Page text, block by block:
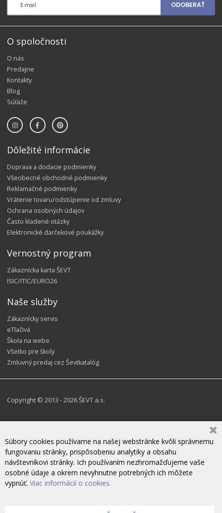
ODOBERAŤ
O spoločnosti
O nás
Predajne
Kontakty
Blog
Súťaže
Dôležité informácie
Doprava a dodacie podmienky
Všeobecné obchodné podmienky
Reklamačné podmienky
Vrátenie tovaru/odstúpenie od zmluvy
Ochrana osobných údajov
Často kladené otázky
Elektronické darčekové poukážky
Vernostný program
Zákaznícka karta ŠEVT
ISIC/ITIC/EURO26
Naše služby
Zákaznícky servis
eTlačivá
Škola na webe
Všetko pre školy
Zmluvný predaj cez Ševtkatalóg
Copyright © 2013 - 2026 ŠEVT a.s.
Súbory cookies používame na našej webstránke kvôli správnemu
fungovaniu stránky, prispôsobeniu analytiky a obsahu
návštevníkovi stránky. Ich používaním nezhromažďujeme vaše
osobné údaje a okrem nevyhnutne potrebných ich môžete
vypnúť. Viac informácií o cookies.